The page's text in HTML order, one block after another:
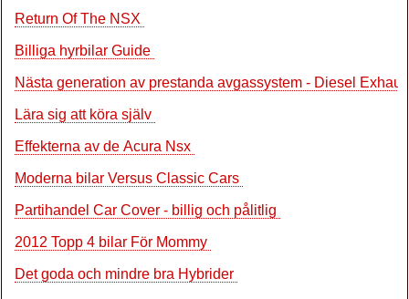
Return Of The NSX
Billiga hyrbilar Guide
Nästa generation av prestanda avgassystem - Diesel
Lära sig att köra själv
Effekterna av de Acura Nsx
Moderna bilar Versus Classic Cars
Partihandel Car Cover - billig och pålitlig
2012 Topp 4 bilar För Mommy
Det goda och mindre bra Hybrider